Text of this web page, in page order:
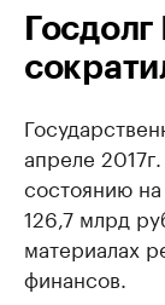
апреле
состоянию
126,7 млрд
материалах
финансов.